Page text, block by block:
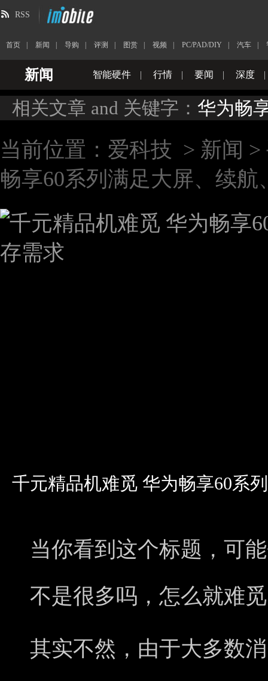
RSS
首页 新闻 导购 评测 图赏 视频 PC/PAD/DIY 汽车
新闻 智能硬件 | 行情 | 要闻 | 深度 |
相关文章 and 关键字： 华为畅
当前位置： 爱科技 > 新闻 >
畅享60系列满足大屏、续航
千元精品机难觅 华为畅享60系
当你看到这个标题，可
不是很多吗，怎么就难
其实不然，由于大多数